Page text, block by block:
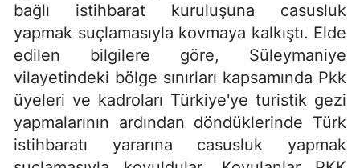
bağlı istihbarat kuruluşuna casusluk
yapmak suçlamasıyla kovmaya kalkıştı. Elde
edilen bilgilere göre, Süleymaniye
vilayetindeki bölge sınırları kapsamında Pkk
üyeleri ve kadroları Türkiye'ye turistik gezi
yapmalarının ardından döndüklerinde Türk
istihbaratı yararına casusluk yapmak